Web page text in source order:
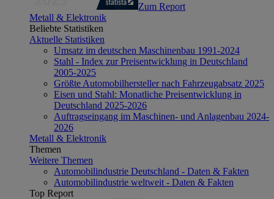
Zum Report
Metall & Elektronik
Beliebte Statistiken
Aktuelle Statistiken
Umsatz im deutschen Maschinenbau 1991-2024
Stahl - Index zur Preisentwicklung in Deutschland
2005-2025
Größte Automobilhersteller nach Fahrzeugabsatz 2025
Eisen und Stahl: Monatliche Preisentwicklung in
Deutschland 2025-2026
Auftragseingang im Maschinen- und Anlagenbau 2024-
2026
Metall & Elektronik
Themen
Weitere Themen
Automobilindustrie Deutschland - Daten & Fakten
Automobilindustrie weltweit - Daten & Fakten
Top Report